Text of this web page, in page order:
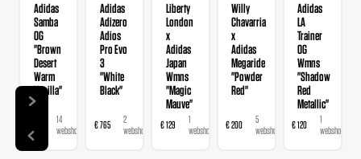
Adidas
Samba
OG
"Brown
Desert
Warm
Vanilla"
14
webshops
Adidas
Adizero
Adios
Pro Evo
3
"White
Black"
€ 765
2
webshops
Liberty
London
x
Adidas
Japan
Wmns
"Magic
Mauve"
€ 129
1
webshop
Willy
Chavarria
x
Adidas
Megaride
"Powder
Red"
€ 200
5
webshops
Adidas
LA
Trainer
OG
Wmns
"Shadow
Red
Metallic"
€ 120
1
webshop